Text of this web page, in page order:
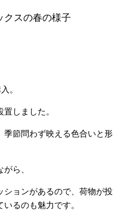
。
しました。
季節問わず映える色合いと形
ら、
ションがあるので、荷物が投
るのも魅力です。